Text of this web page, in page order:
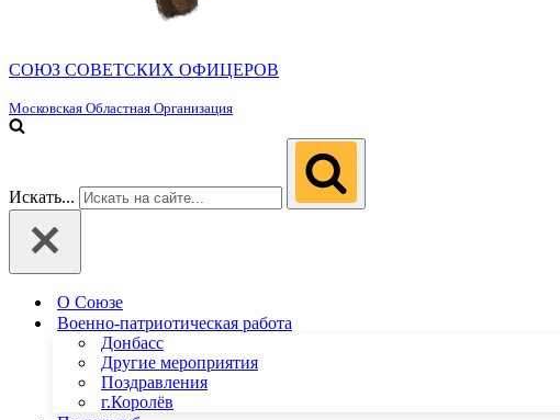
СОЮЗ СОВЕТСКИХ ОФИЦЕРОВ
Московская Областная Организация
Искать...
О Союзе
Военно-патриотическая работа
Донбасс
Другие мероприятия
Поздравления
г.Королёв